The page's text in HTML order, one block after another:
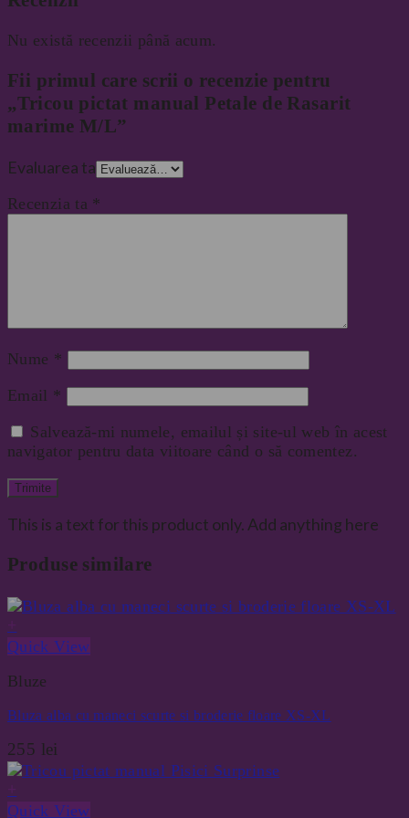
Nu există recenzii până acum.
Fii primul care scrii o recenzie pentru
„Tricou pictat manual Petale de Rasarit
marime M/L”
Evaluarea ta
Recenzia ta *
Nume *
Email *
Salvează-mi numele, emailul și site-ul web în acest
navigator pentru data viitoare când o să comentez.
This is a text for this product only. Add anything here
Produse similare
Quick View
Bluze
Bluza alba cu maneci scurte si broderie floare XS-XL
255 lei
Quick View